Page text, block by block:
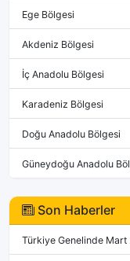
Ege Bölgesi
Akdeniz Bölgesi
İç Anadolu Bölgesi
Karadeniz Bölgesi
Doğu Anadolu Bölgesi
Güneydoğu Anadolu
Son Haberler
Türkiye Genelinde